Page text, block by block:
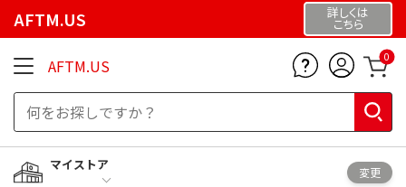
AFTM.US 詳しくは
こちら
AFTM.US 0
マイストア
変更